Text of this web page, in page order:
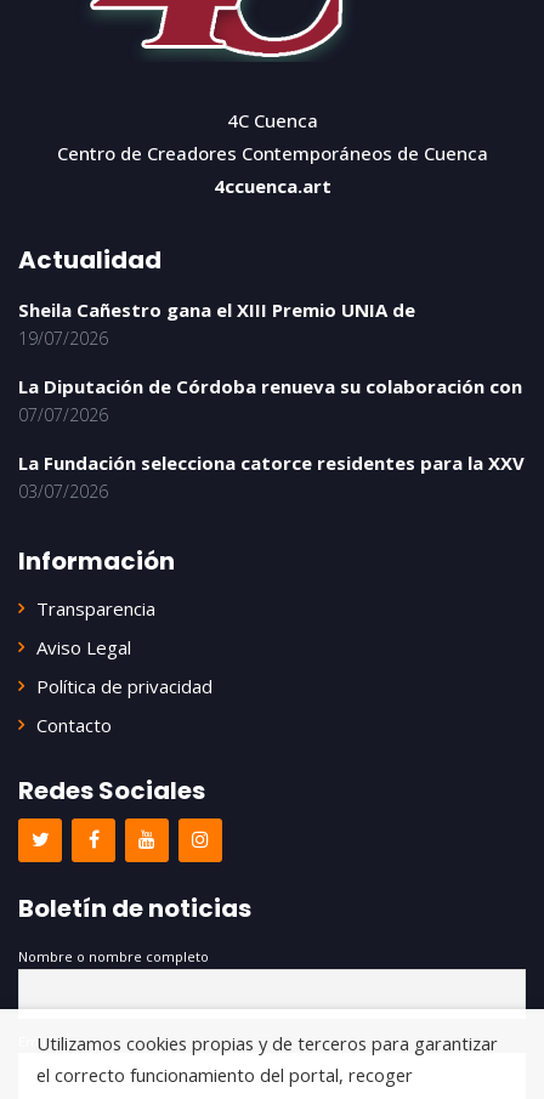
4C Cuenca
Centro de Creadores Contemporáneos de Cuenca
4ccuenca.art
Actualidad
Sheila Cañestro gana el XIII Premio UNIA de
19/07/2026
La Diputación de Córdoba renueva su colaboración con
07/07/2026
La Fundación selecciona catorce residentes para la XXV
03/07/2026
Información
Transparencia
Aviso Legal
Política de privacidad
Contacto
Redes Sociales
Boletín de noticias
Nombre o nombre completo
Email
Utilizamos cookies propias y de terceros para garantizar
el correcto funcionamiento del portal, recoger